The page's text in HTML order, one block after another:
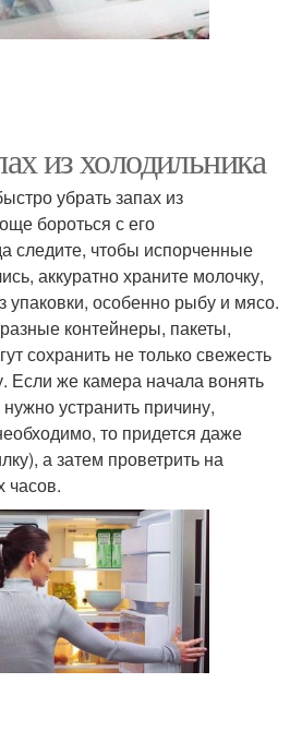
из холодильника
убрать запах из
бороться с его
следите, чтобы испорченные
аккуратно храните молочку,
упаковки, особенно рыбу и мясо.
контейнеры, пакеты,
сохранить не только свежесть
Если же камера начала вонять
устранить причину,
то придется даже
а затем проветрить на
часов.